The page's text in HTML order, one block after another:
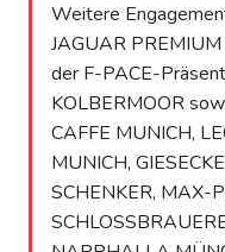
Weitere
JAGUAR
der F-PACE-
KOLBERMOOR
CAFFE MUNICH,
MUNICH,
SCHENKER, MAX-